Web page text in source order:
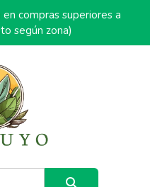
compras superiores a
según zona)